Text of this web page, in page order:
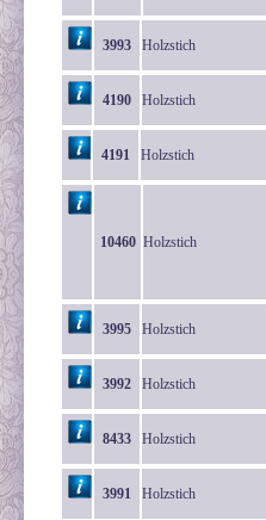
3993 Holzstich
4190 Holzstich
4191 Holzstich
10460 Holzstich
3995 Holzstich
3992 Holzstich
8433 Holzstich
3991 Holzstich